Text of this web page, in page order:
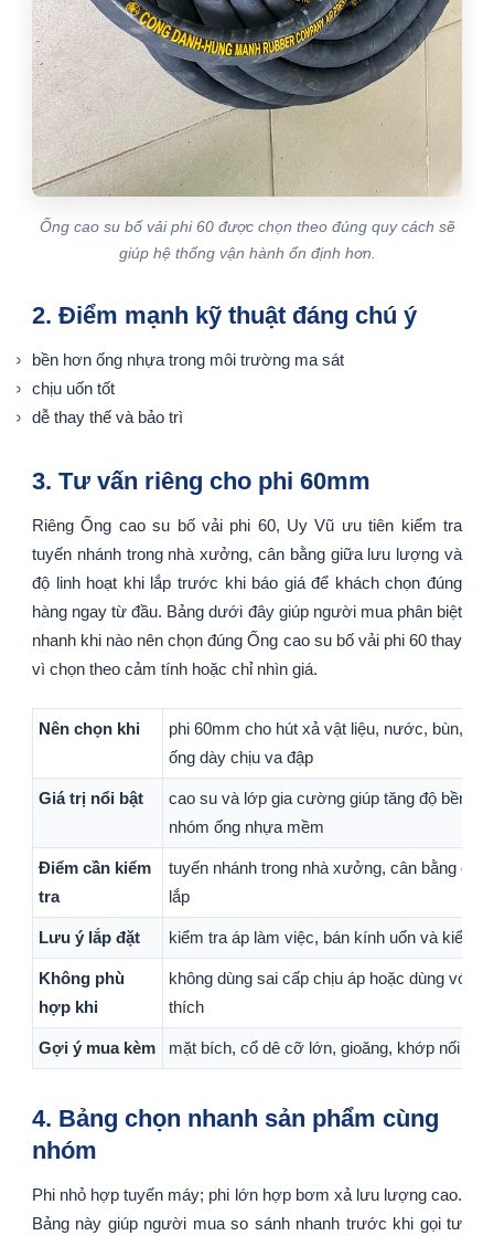
Ống cao su bố vải phi 60 được chọn theo đúng quy cách sẽ
giúp hệ thống vận hành ổn định hơn.
2. Điểm mạnh kỹ thuật đáng chú ý
bền hơn ống nhựa trong môi trường ma sát
chịu uốn tốt
dễ thay thế và bảo trì
3. Tư vấn riêng cho phi 60mm
Riêng Ống cao su bố vải phi 60, Uy Vũ ưu tiên kiểm tra
tuyến nhánh trong nhà xưởng, cân bằng giữa lưu lượng và
độ linh hoạt khi lắp trước khi báo giá để khách chọn đúng
hàng ngay từ đầu. Bảng dưới đây giúp người mua phân biệt
nhanh khi nào nên chọn đúng Ống cao su bố vải phi 60 thay
vì chọn theo cảm tính hoặc chỉ nhìn giá.
Nên chọn khi
phi 60mm cho hút xả vật liệu, nước, bùn,
ống dày chịu va đập
Giá trị nổi bật
cao su và lớp gia cường giúp tăng độ bền
nhóm ống nhựa mềm
Điểm cần kiểm
tra
tuyến nhánh trong nhà xưởng, cân bằng
lắp
Lưu ý lắp đặt kiểm tra áp làm việc, bán kính uốn và kiểu
Không phù
hợp khi
không dùng sai cấp chịu áp hoặc dùng với
thích
Gợi ý mua kèm mặt bích, cổ dê cỡ lớn, gioăng, khớp nối
4. Bảng chọn nhanh sản phẩm cùng
nhóm
Phi nhỏ hợp tuyến máy; phi lớn hợp bơm xả lưu lượng cao.
Bảng này giúp người mua so sánh nhanh trước khi gọi tư